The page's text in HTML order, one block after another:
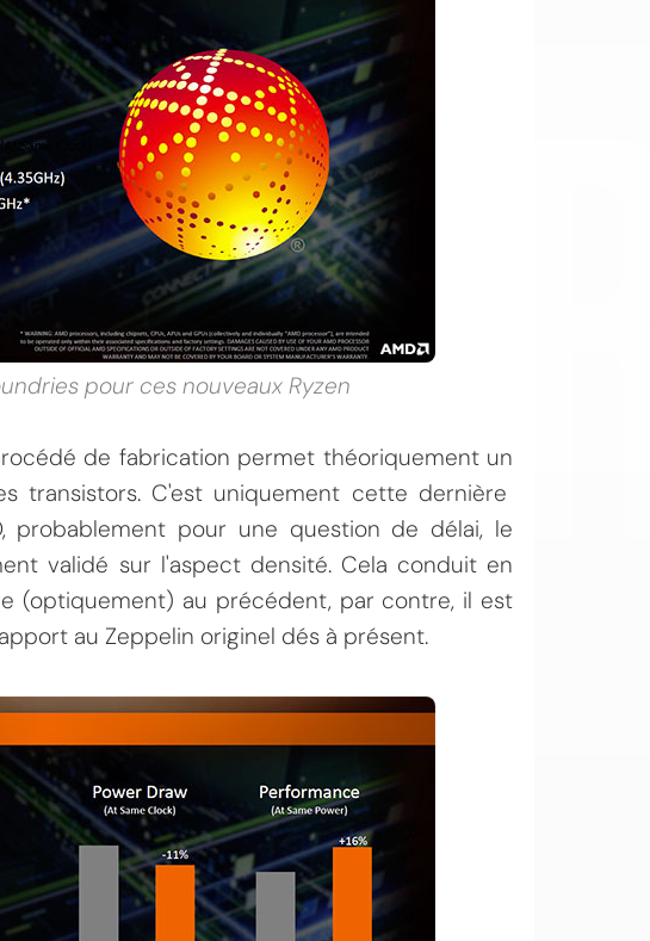
pour ces nouveaux Ryzen
de fabrication permet théoriquement un
transistors. C'est uniquement cette dernière
pour une question de délai, le
validé sur l'aspect densité. Cela conduit en
(optiquement) au précédent, par contre, il est
au Zeppelin originel dés à présent.